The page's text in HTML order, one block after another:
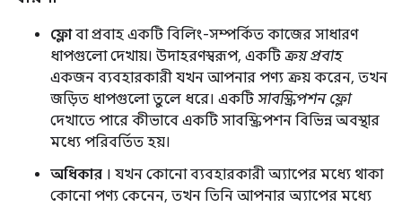
ফ্লোবা প্রবাহ একটি বিলিং-সম্পর্কিত কাজের সাধারণ
ধাপগুলো দেখায়। উদাহরণস্বরূপ, একটি ক্রয় প্রবাহ
একজন ব্যবহারকারী যখন আপনার পণ্য ক্রয় করেন, তখন
জড়িত ধাপগুলো তুলে ধরে। একটি সাবস্ক্রিপশন ফ্লো
দেখাতে পারে কীভাবে একটি সাবস্ক্রিপশন বিভিন্ন অবস্থার
মধ্যে পরিবর্তিত হয়।
অধিকার । যখন কোনো ব্যবহারকারী অ্যাপের মধ্যে থাকা
কোনো পণ্য কেনেন, তখন তিনি আপনার অ্যাপের মধ্যে